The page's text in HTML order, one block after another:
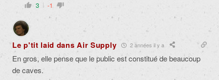
3 -1
Le p'tit laid dans Air Supply 2 années il y a
En gros, elle pense que le public est constitué de beaucoup
de caves.